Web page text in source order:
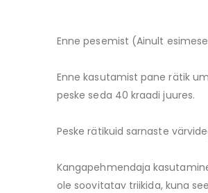
Enne pesemist (Ainult
Enne kasutamist pane rätik
peske seda 40 kraadi juures.
Peske rätikuid sarnaste
Kangapehmendaja
ole soovitatav triikida, kuna